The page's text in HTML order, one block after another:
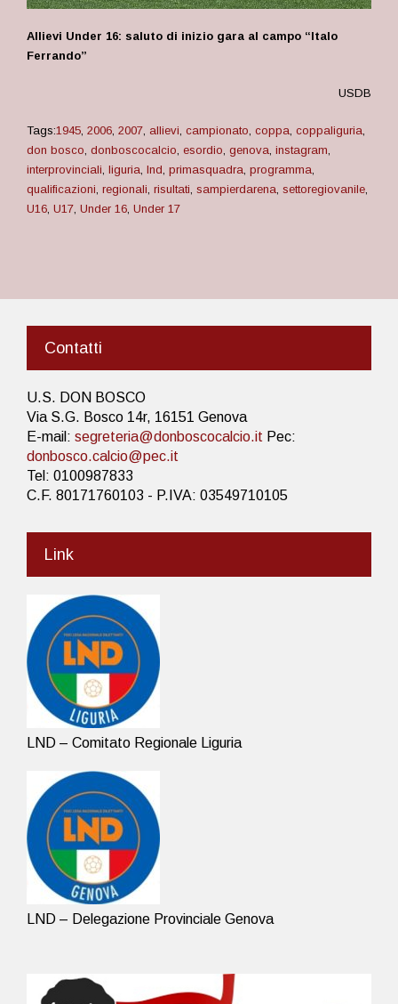
Allievi Under 16: saluto di inizio gara al campo “Italo
Ferrando”
USDB
Tags:1945, 2006, 2007, allievi, campionato, coppa, coppaliguria,
don bosco, donboscocalcio, esordio, genova, instagram,
interprovinciali, liguria, lnd, primasquadra, programma,
qualificazioni, regionali, risultati, sampierdarena, settoregiovanile,
U16, U17, Under 16, Under 17
Contatti
U.S. DON BOSCO
Via S.G. Bosco 14r, 16151 Genova
E-mail: segreteria@donboscocalcio.it Pec:
donbosco.calcio@pec.it
Tel: 0100987833
C.F. 80171760103 - P.IVA: 03549710105
Link
LND – Comitato Regionale Liguria
LND – Delegazione Provinciale Genova